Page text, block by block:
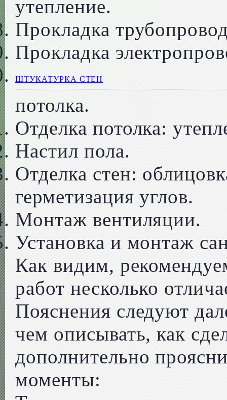
утепление.
Прокладка
Прокладка
ШТУКАТУРКА СТЕН
потолка.
Отделка потолка:
Настил пола.
Отделка стен:
герметизация углов.
Монтаж вентиляции.
Установка и монтаж
Как видим,
работ несколько
Пояснения следуют
чем описывать, как
дополнительно
моменты: